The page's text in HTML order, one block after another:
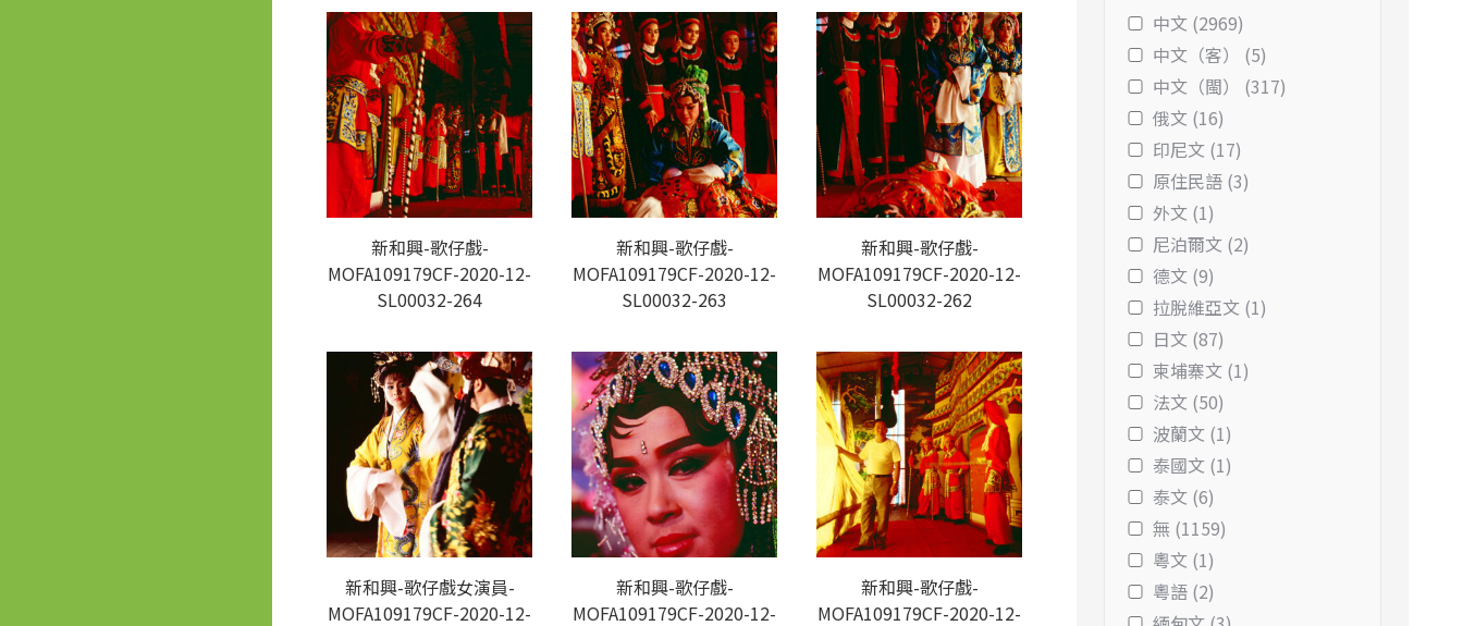
新和興-歌仔戲-
MOFA109179CF-2020-12-
SL00032-264
新和興-歌仔戲-
MOFA109179CF-2020-12-
SL00032-263
新和興-歌仔戲-
MOFA109179CF-2020-12-
SL00032-262
新和興-歌仔戲女演員-
MOFA109179CF-2020-12-
新和興-歌仔戲-
MOFA109179CF-2020-12-
新和興-歌仔戲-
MOFA109179CF-2020-12-
中文 (2969)
中文（客） (5)
中文（閩） (317)
俄文 (16)
印尼文 (17)
原住民語 (3)
外文 (1)
尼泊爾文 (2)
德文 (9)
拉脫維亞文 (1)
日文 (87)
柬埔寨文 (1)
法文 (50)
波蘭文 (1)
泰國文 (1)
泰文 (6)
無 (1159)
粵文 (1)
粵語 (2)